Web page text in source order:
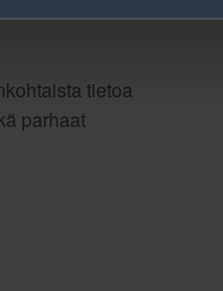
tietoa
parhaat